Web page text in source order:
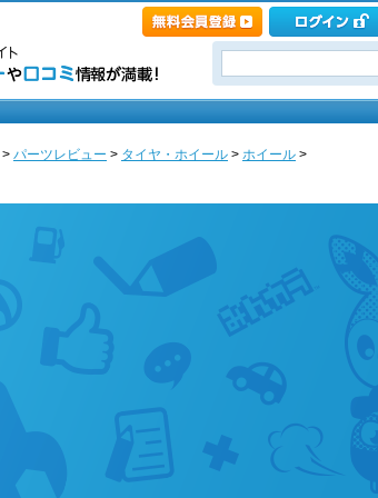
> パーツレビュー > タイヤ・ホイール > ホイール >